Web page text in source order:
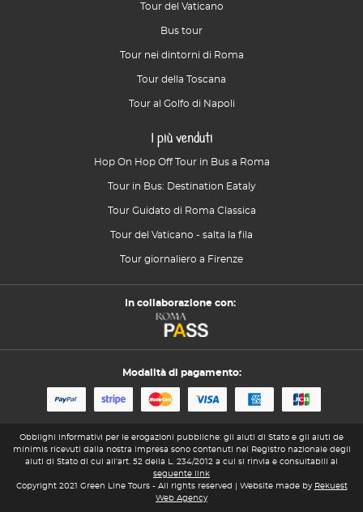
Tour del Vaticano
Bus tour
Tour nei dintorni di Roma
Tour della Toscana
Tour al Golfo di Napoli
I più venduti
Hop On Hop Off Tour in Bus a Roma
Tour in Bus: Destination Eataly
Tour Guidato di Roma Classica
Tour del Vaticano - salta la fila
Tour giornaliero a Firenze
In collaborazione con:
Modalità di pagamento:
Obblighi informativi per le erogazioni pubbliche: gli aiuti di Stato e gli aiuti de
minimis ricevuti dalla nostra impresa sono contenuti nel Registro nazionale degli
aiuti di Stato di cui all’art. 52 della L. 234/2012 a cui si rinvia e consultabili al
seguente link
Copyright 2021 Green Line Tours - All rights reserved | Website made by Rekuest
Web Agency